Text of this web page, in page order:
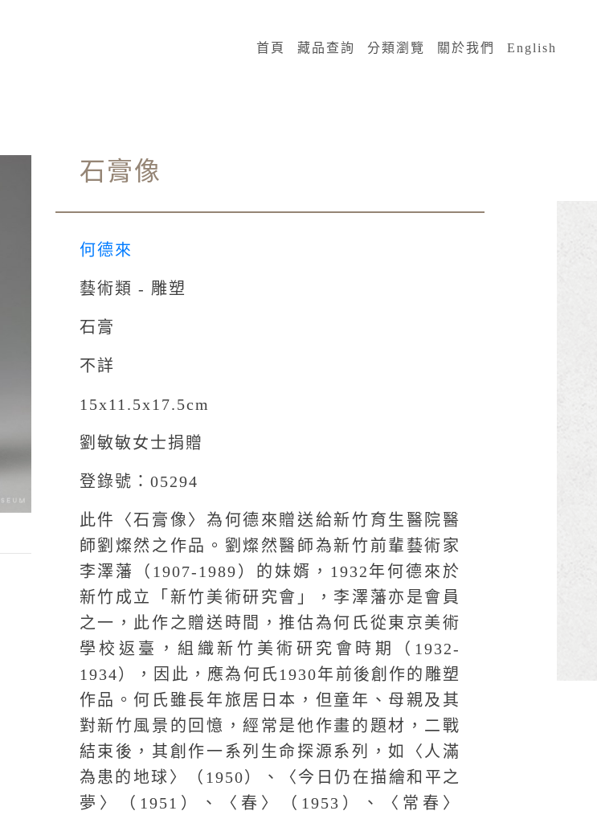
首頁 藏品查詢 分類瀏覽 關於我們 English
石膏像
何德來
藝術類 - 雕塑
石膏
不詳
15x11.5x17.5cm
劉敏敏女士捐贈
登錄號：05294
此件〈石膏像〉為何德來贈送給新竹育生醫院醫
師劉燦然之作品。劉燦然醫師為新竹前輩藝術家
李澤藩（1907-1989）的妹婿，1932年何德來於
新竹成立「新竹美術研究會」，李澤藩亦是會員
之一，此作之贈送時間，推估為何氏從東京美術
學校返臺，組織新竹美術研究會時期（1932-
1934），因此，應為何氏1930年前後創作的雕塑
作品。何氏雖長年旅居日本，但童年、母親及其
對新竹風景的回憶，經常是他作畫的題材，二戰
結束後，其創作一系列生命探源系列，如〈人滿
為患的地球〉（1950）、〈今日仍在描繪和平之
夢〉（1951）、〈春〉（1953）、〈常春〉